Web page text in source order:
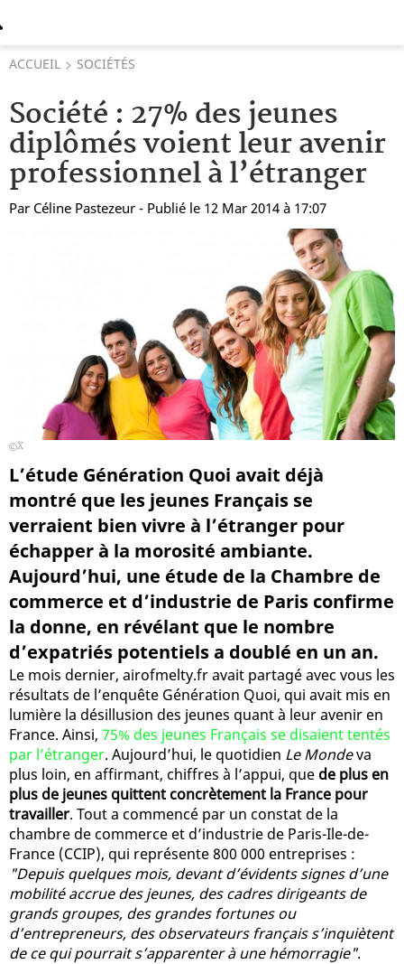
ACCUEIL SOCIÉTÉS
Société : 27% des jeunes
diplômés voient leur avenir
professionnel à l’étranger
Par Céline Pastezeur - Publié le 12 Mar 2014 à 17:07
X
L’étude Génération Quoi avait déjà
montré que les jeunes Français se
verraient bien vivre à l’étranger pour
échapper à la morosité ambiante.
Aujourd’hui, une étude de la Chambre de
commerce et d’industrie de Paris confirme
la donne, en révélant que le nombre
d’expatriés potentiels a doublé en un an.
Le mois dernier, airofmelty.fr avait partagé avec vous les
résultats de l’enquête Génération Quoi, qui avait mis en
lumière la désillusion des jeunes quant à leur avenir en
France. Ainsi, 75% des jeunes Français se disaient tentés
par l’étranger. Aujourd’hui, le quotidien Le Mondeva
plus loin, en affirmant, chiffres à l’appui, que de plus en
plus de jeunes quittent concrètement la France pour
travailler. Tout a commencé par un constat de la
chambre de commerce et d’industrie de Paris-Ile-de-
France (CCIP), qui représente 800 000 entreprises :
"Depuis quelques mois, devant d’évidents signes d’une
mobilité accrue des jeunes, des cadres dirigeants de
grands groupes, des grandes fortunes ou
d’entrepreneurs, des observateurs français s’inquiètent
de ce qui pourrait s’apparenter à une hémorragie".